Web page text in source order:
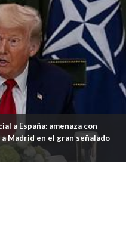
a España: amenaza con
Madrid en el gran señalado